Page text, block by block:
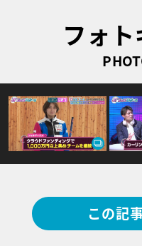
フォ
この記